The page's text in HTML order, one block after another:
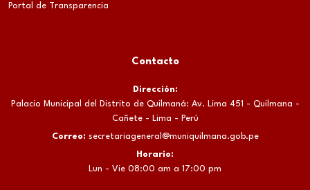
Portal de Transparencia
Contacto
Dirección:
Palacio Municipal del Distrito de Quilmaná: Av. Lima 451 - Quilmana -
Cañete - Lima - Perú
Correo: secretariageneral@muniquilmana.gob.pe
Horario:
Lun - Vie 08:00 am a 17:00 pm